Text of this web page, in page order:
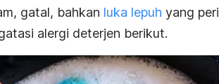
gatal, bahkan luka lepuh yang
alergi deterjen berikut.